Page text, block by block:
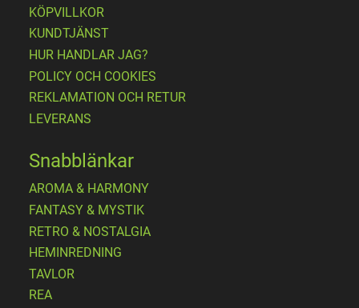
KÖPVILLKOR
KUNDTJÄNST
HUR HANDLAR JAG?
POLICY OCH COOKIES
REKLAMATION OCH RETUR
LEVERANS
Snabblänkar
AROMA & HARMONY
FANTASY & MYSTIK
RETRO & NOSTALGIA
HEMINREDNING
TAVLOR
REA